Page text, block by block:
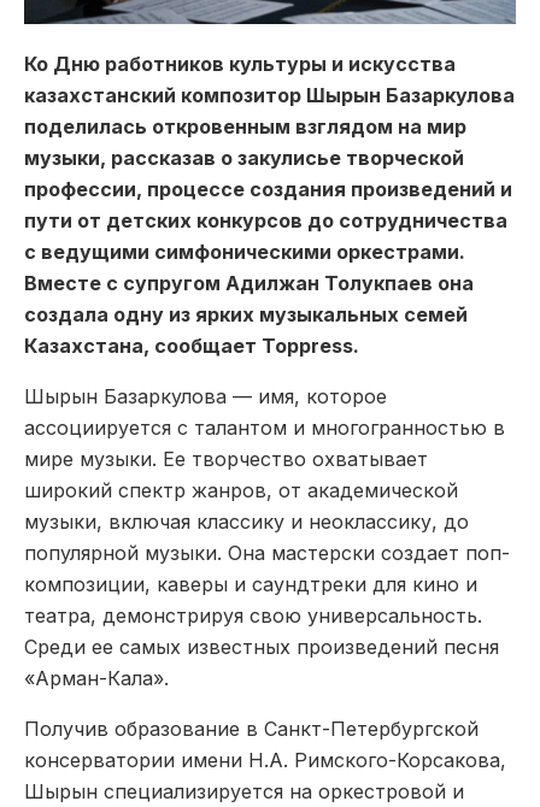
Ко Дню работников культуры и искусства
казахстанский композитор Шырын Базаркулова
поделилась откровенным взглядом на мир
музыки, рассказав о закулисье творческой
профессии, процессе создания произведений и
пути от детских конкурсов до сотрудничества
с ведущими симфоническими оркестрами.
Вместе с супругом Адилжан Толукпаев она
создала одну из ярких музыкальных семей
Казахстана, сообщает Toppress.
Шырын Базаркулова — имя, которое
ассоциируется с талантом и многогранностью в
мире музыки. Ее творчество охватывает
широкий спектр жанров, от академической
музыки, включая классику и неоклассику, до
популярной музыки. Она мастерски создает поп-
композиции, каверы и саундтреки для кино и
театра, демонстрируя свою универсальность.
Среди ее самых известных произведений песня
«Арман-Кала».
Получив образование в Санкт-Петербургской
консерватории имени Н.А. Римского-Корсакова,
Шырын специализируется на оркестровой и